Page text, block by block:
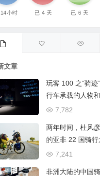
14小时 已 4 天 已 6 天
文章
玩客 100 之“骑迹
行车承载的人物
7,782
两年时间，杜风
的亚非 22 国骑行
7,241
非洲大陆的中国